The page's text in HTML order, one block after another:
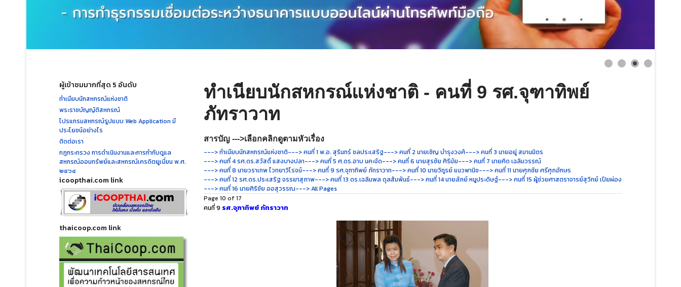
ผู้เข้าชมมากที่สุด 5 อันดับ
ทำเนียบนักสหกรณ์แห่งชาติ
พระราชบัญญัติสหกรณ์
โปรแกรมสหกรณ์รูปแบบ Web Application มี
ประโยชน์อย่างไร
ติดต่อเรา
กฎกระทรวง การดำเนินงานและการกำกับดูแล
สหกรณ์ออมทรัพย์และสหกรณ์เครดิตยูเนี่ยน พ.ศ.
๒๕๖๔
icoopthai.com link
thaicoop.com link
ทำเนียบนักสหกรณ์แห่งชาติ - คนที่ 9 รศ.จุฑาทิพย์
ภัทราวาท
สารบัญ --->เลือกคลิกดูตามหัวเรื่อง
---> ทำเนียบนักสหกรณ์แห่งชาติ---> คนที่ 1 พ.อ. สุรินทร์ ชลประเสริฐ---> คนที่ 2 นายเชิญ บำรุงวงศ์---> คนที่ 3 นายอยู่ สมานมิตร
---> คนที่ 4 รศ.ดร.สวัสดิ์ แสงบางปลา---> คนที่ 5 ศ.ดร.อาบ นคะจัด---> คนที่ 6 นายสุรชัย ศิริมัย---> คนที่ 7 นายคิด เฉลิมวรรณ์
---> คนที่ 8 นายวราเทพ ไวทยาวิโรจน์---> คนที่ 9 รศ.จุฑาทิพย์ ภัทราวาท---> คนที่ 10 นายวิทูรย์ แนวพานิช---> คนที่ 11 นายศุภชัย ศรีศุภอักษร
---> คนที่ 12 รศ.ดร.ประเสริฐ จรรยาสุภาพ---> คนที่ 13 ดร.เฉลิมพล ดุลสัมพันธ์---> คนที่ 14 นายลัภย์ หนูประดิษฐ์---> คนที่ 15 ผู้ช่วยศาสตราจารย์สุวิทย์ เปียผ่อง
---> คนที่ 16 นายศิริชัย ออสุวรรณ---> All Pages
Page 10 of 17
คนที่ 9 รศ.จุฑาทิพย์ ภัทราวาท